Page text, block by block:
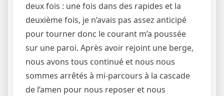
deux fois : une fois dans des rapides et la
deuxième fois, je n’avais pas assez anticipé
pour tourner donc le courant m’a poussée
sur une paroi. Après avoir rejoint une berge,
nous avons tous continué et nous nous
sommes arrêtés à mi-parcours à la cascade
de l’amen pour nous reposer et nous